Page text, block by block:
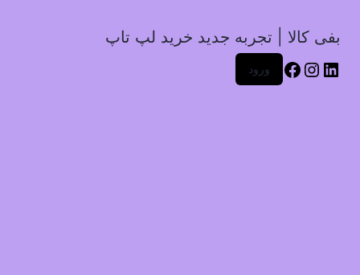
بفی کالا | تجربه جدید خرید لپ تاپ
ورود